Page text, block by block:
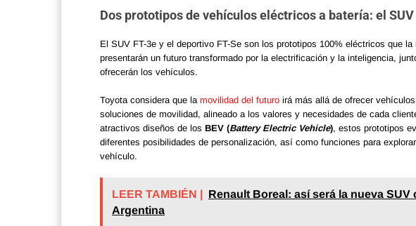
Dos prototipos de vehículos eléctricos a batería: el
El SUV FT-3e y el deportivo FT-Se son los prototipos 100% eléctricos que
presentarán un futuro transformado por la electrificación y la inteligencia,
ofrecerán los vehículos.
Toyota considera que la movilidad del futuro irá más allá de ofrecer
soluciones de movilidad, alineado a los valores y necesidades de cada
atractivos diseños de los BEV (Battery Electric Vehicle), estos prototipos
diferentes posibilidades de personalización, así como funciones para
vehículo.
LEER TAMBIÉN | Renault Boreal: así será la nueva
Argentina